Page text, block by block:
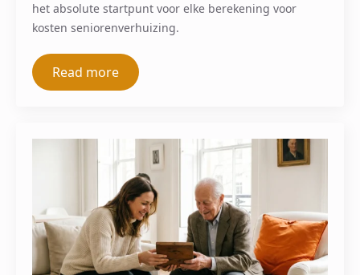
het absolute startpunt voor elke berekening voor
kosten seniorenverhuizing.
Read more